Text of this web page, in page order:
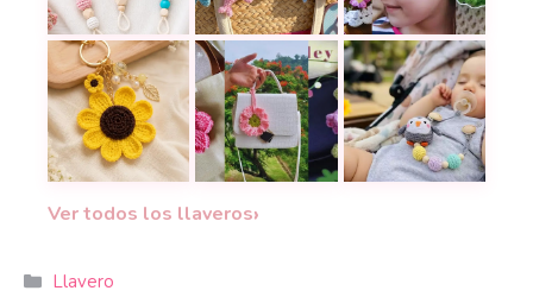
Porta chupos tejidos a crochet: ideas tiernas y
Teje delfines playeros a crochet
20 increíbles
Llavero de margarita a crochet: una idea
Ver todos los llaveros›
Categorías
Llavero